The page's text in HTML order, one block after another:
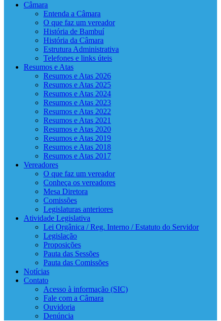
Câmara
Entenda a Câmara
O que faz um vereador
História de Bambuí
História da Câmara
Estrutura Administrativa
Telefones e links úteis
Resumos e Atas
Resumos e Atas 2026
Resumos e Atas 2025
Resumos e Atas 2024
Resumos e Atas 2023
Resumos e Atas 2022
Resumos e Atas 2021
Resumos e Atas 2020
Resumos e Atas 2019
Resumos e Atas 2018
Resumos e Atas 2017
Vereadores
O que faz um vereador
Conheça os vereadores
Mesa Diretora
Comissões
Legislaturas anteriores
Atividade Legislativa
Lei Orgânica / Reg. Interno / Estatuto do Servidor
Legislação
Proposições
Pauta das Sessões
Pauta das Comissões
Notícias
Contato
Acesso à informação (SIC)
Fale com a Câmara
Ouvidoria
Denúncia